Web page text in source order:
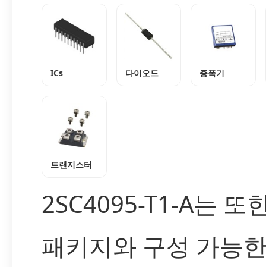
ICs 다이오드 증폭기
트랜지스터
2SC4095-T1-A는 또
패키지와 구성 가능